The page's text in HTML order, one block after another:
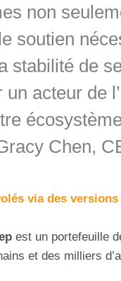
non
soutien
stabilité de
un acteur de
Chen,
via des
est un portefeuille
et des milliers